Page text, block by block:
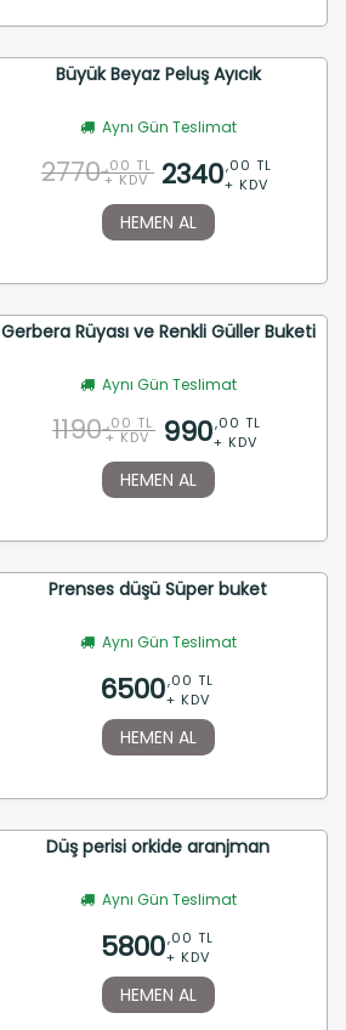
Büyük Beyaz Peluş Ayıcık
Aynı Gün Teslimat
2770 ,00 TL
+ KDV 2340,00 TL
+ KDV
HEMEN AL
Gerbera Rüyası ve Renkli Güller Buketi
Aynı Gün Teslimat
1190 ,00 TL
+ KDV 990,00 TL
+ KDV
HEMEN AL
Prenses düşü Süper buket
Aynı Gün Teslimat
6500,00 TL
+ KDV
HEMEN AL
Düş perisi orkide aranjman
Aynı Gün Teslimat
5800,00 TL
+ KDV
HEMEN AL